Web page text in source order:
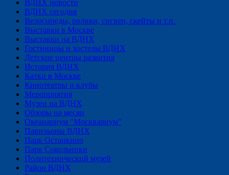
ВДНХ новости
ВДНХ сегодня
Велосипеды, ролики, сигвеи, скейты и т.п.
Выставки в Москве
Выставки на ВДНХ
Гостиницы и хостелы ВДНХ
Детские центры развития
История ВДНХ
Катки в Москве
Кинотеатры и клубы
Мероприятия
Музеи на ВДНХ
Обзоры на месяц
Океанариум "Москвариум"
Павильоны ВДНХ
Парк Останкино
Парк Сокольники
Политехнический музей
Район ВДНХ